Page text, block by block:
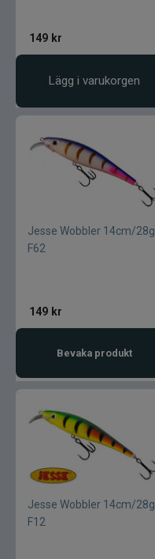
149 kr
Lägg i varukorgen
Jesse Wobbler 14cm/28g
F62
149 kr
Bevaka produkt
Jesse Wobbler 14cm/28g
F12